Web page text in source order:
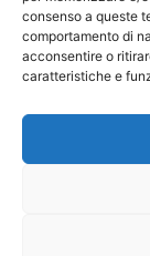
consenso a queste
comportamento di
acconsentire o
caratteristiche e
Copyright ©